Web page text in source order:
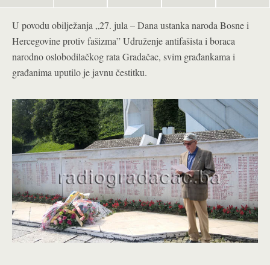
U povodu obilježanja „27. jula – Dana ustanka naroda Bosne i
Hercegovine protiv fašizma” Udruženje antifašista i boraca
narodno oslobodilačkog rata Gradačac, svim građankama i
građanima uputilo je javnu čestitku.